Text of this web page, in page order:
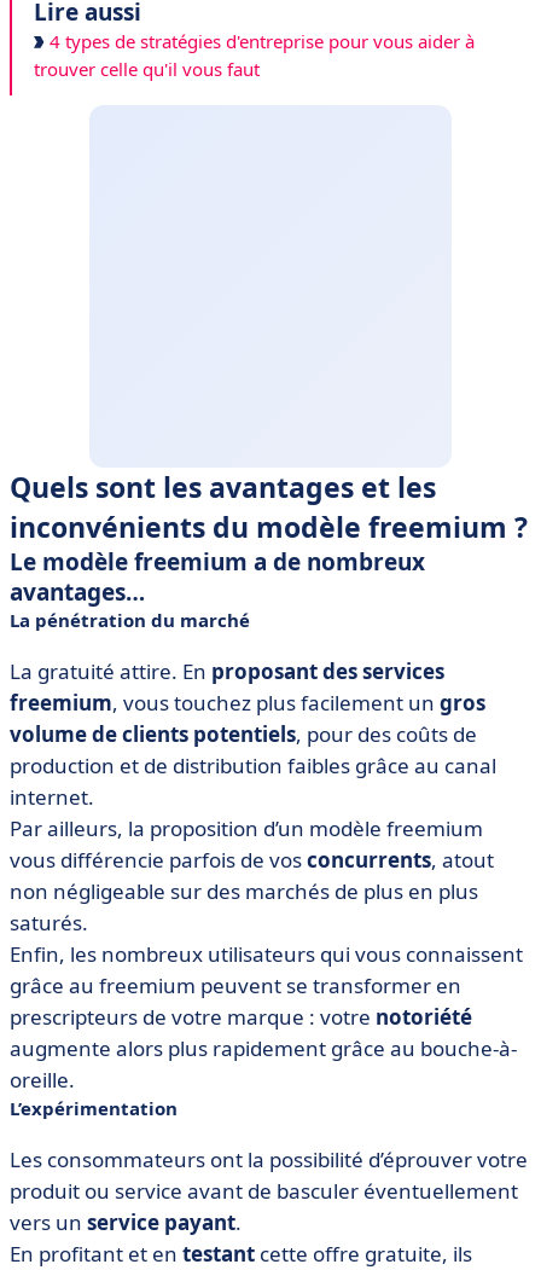
Lire aussi
4 types de stratégies d'entreprise pour vous aider à
trouver celle qu'il vous faut
Quels sont les avantages et les
inconvénients du modèle freemium ?
Le modèle freemium a de nombreux
avantages…
La pénétration du marché
La gratuité attire. En proposant des services
freemium, vous touchez plus facilement un gros
volume de clients potentiels, pour des coûts de
production et de distribution faibles grâce au canal
internet.
Par ailleurs, la proposition d’un modèle freemium
vous différencie parfois de vosconcurrents, atout
non négligeable sur des marchés de plus en plus
saturés.
Enfin, les nombreux utilisateurs qui vous connaissent
grâce au freemium peuvent se transformer en
prescripteurs de votre marque : votre notoriété
augmente alors plus rapidement grâce au bouche-à-
oreille.
L’expérimentation
Les consommateurs ont la possibilité d’éprouver votre
produit ou service avant de basculer éventuellement
vers un service payant.
En profitant et en testant cette offre gratuite, ils